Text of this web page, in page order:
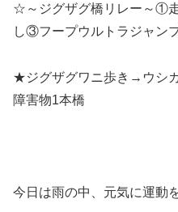
☆～ジグザグ橋リレー～①
し③フープウルトラジャン
★ジグザグワニ歩き→ウシ
障害物1本橋
今日は雨の中、元気に運動